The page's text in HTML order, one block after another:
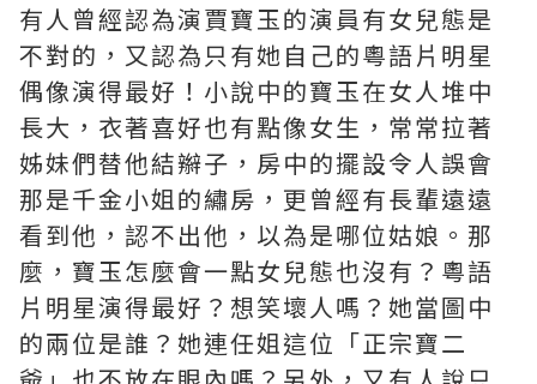
有人曾經認為演賈寶玉的演員有女兒態是
不對的，又認為只有她自己的粵語片明星
偶像演得最好！小說中的寶玉在女人堆中
長大，衣著喜好也有點像女生，常常拉著
姊妹們替他結辮子，房中的擺設令人誤會
那是千金小姐的繡房，更曾經有長輩遠遠
看到他，認不出他，以為是哪位姑娘。那
麼，寶玉怎麼會一點女兒態也沒有？粵語
片明星演得最好？想笑壞人嗎？她當圖中
的兩位是誰？她連任姐這位「正宗寶二